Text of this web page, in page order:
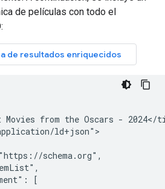
de películas con todo el
Movies from the Oscars - 2024</
ld+json">
schema.org",
[